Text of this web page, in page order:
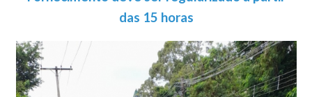
das 15 horas